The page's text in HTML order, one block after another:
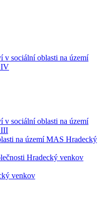
v sociální oblasti na území
IV
v sociální oblasti na území
III
na území MAS Hradecký
Hradecký venkov
venkov